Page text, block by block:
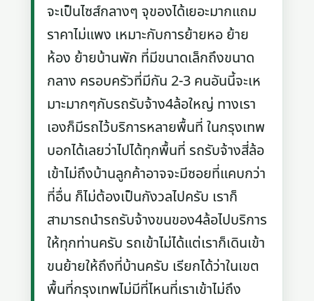
จะเป็นไซส์กลางๆ จุของได้เยอะมากแถม
ราคาไม่แพง เหมาะกับการย้ายหอ ย้าย
ห้อง ย้ายบ้านพัก ที่มีขนาดเล็กถึงขนาด
กลาง ครอบครัวที่มีกัน 2-3 คนอันนี้จะเห
มาะมากๆกับรถรับจ้าง4ล้อใหญ่ ทางเรา
เองก็มีรถไว้บริการหลายพื้นที่ ในกรุงเทพ
บอกได้เลยว่าไปได้ทุกพื้นที่ รถรับจ้างสี่ล้อ
เข้าไม่ถึงบ้านลูกค้าอาจจะมีซอยที่แคบกว่า
ที่อื่น ก็ไม่ต้องเป็นกังวลไปครับ เราก็
สามารถนำรถรับจ้างขนของ4ล้อไปบริการ
ให้ทุกท่านครับ รถเข้าไม่ได้แต่เราก็เดินเข้า
ขนย้ายให้ถึงที่บ้านครับ เรียกได้ว่าในเขต
พื้นที่กรุงเทพไม่มีที่ไหนที่เราเข้าไม่ถึง